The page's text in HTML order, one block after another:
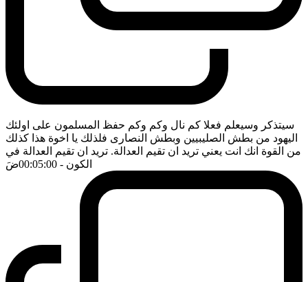
سيتذكر وسيعلم فعلا كم نال وكم وكم حفظ المسلمون على اولئك
اليهود من بطش الصليبيين وبطش النصارى فلذلك يا اخوة هذا كذلك
من القوة انك انت يعني تريد ان تقيم العدالة. تريد ان تقيم العدالة في
الكون - 00:05:00 ضَ